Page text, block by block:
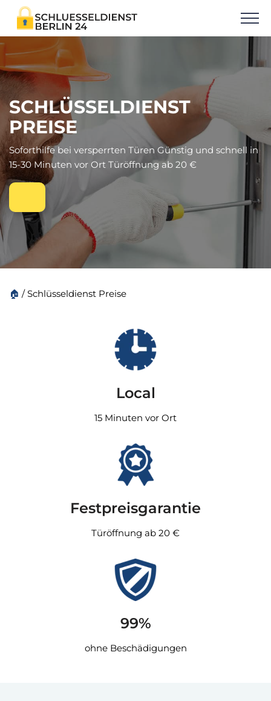
SCHLÜSSELDIENST
PREISE
Soforthilfe bei versperrten Türen Günstig und schnell in
15-30 Minuten vor Ort Türöffnung ab 20 €
🏠 /Schlüsseldienst Preise
Local
15 Minuten vor Ort
Festpreisgarantie
Türöffnung ab 20 €
99%
ohne Beschädigungen